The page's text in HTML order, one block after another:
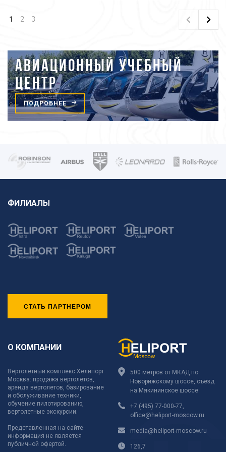
1 2 3
АВИАЦИОННЫЙ УЧЕБНЫЙ
ЦЕНТР
ПОДРОБНЕЕ
ФИЛИАЛЫ
СТАТЬ ПАРТНЕРОМ
О КОМПАНИИ
Вертолетный комплекс Хелипорт
Москва: продажа вертолетов,
аренда вертолетов, базирование
и обслуживание техники,
обучение пилотированию,
вертолетные экскурсии.
Представленная на сайте
информация не является
публичной офертой.
500 метров от МКАД по
Новорижскому шоссе, съезд
на Мякининское шоссе.
+7 (495) 77-000-77,
office@heliport-moscow.ru
media@heliport-moscow.ru
126,7